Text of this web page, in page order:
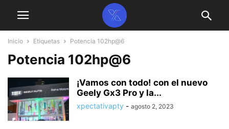
Inicio Etiquetas Potencia 102hp@6
Potencia 102hp@6
¡Vamos con todo! con el nuevo
Geely Gx3 Pro y la...
xpectativapty - agosto 2, 2023